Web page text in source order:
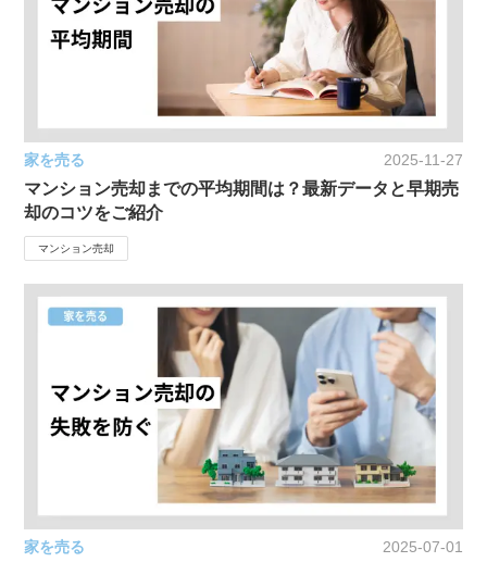
家を売る 2025-11-27
マンション売却までの平均期間は？最新データと早期売
却のコツをご紹介
マンション売却
家を売る 2025-07-01